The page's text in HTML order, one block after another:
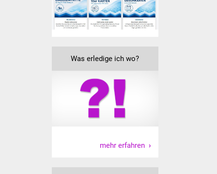
Vereine und Parteien
Beirat Süßener Vereine
Sportanlagen
Tourismus
Schwäbischer Albtrauf
Was erledige ich wo?
mehr erfahren